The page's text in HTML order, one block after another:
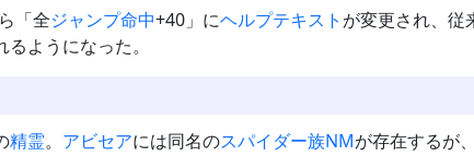
「全ジャンプ命中+40」にヘルプテキスト が変更され、従
ようになった。
精霊。 アビセアには同名のスパイダー族NMが存在するが